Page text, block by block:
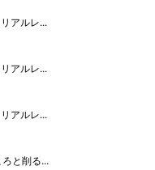
アルレ...
アルレ...
アルレ...
と削る...